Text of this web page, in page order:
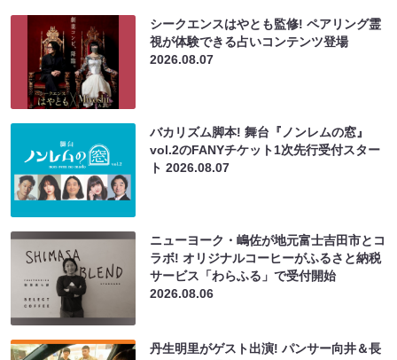
シークエンスはやとも監修! ペアリング霊
視が体験できる占いコンテンツ登場
2026.08.07
バカリズム脚本! 舞台『ノンレムの窓』
vol.2のFANYチケット1次先行受付スター
ト2026.08.07
ニューヨーク・嶋佐が地元富士吉田市とコ
ラボ! オリジナルコーヒーがふるさと納税
サービス「わらふる」で受付開始
2026.08.06
丹生明里がゲスト出演! パンサー向井＆長